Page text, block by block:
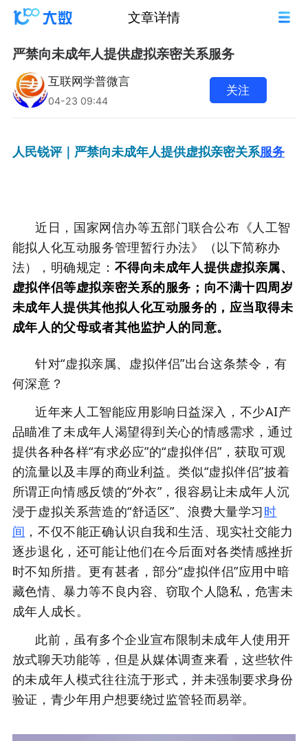
文章详情
严禁向未成年人提供虚拟亲密关系服务
互联网学普微言
04-23 09:44
关注
人民锐评｜严禁向未成年人提供虚拟亲密关系服务
近日，国家网信办等五部门联合公布《人工智
能拟人化互动服务管理暂行办法》（以下简称办
法），明确规定： 不得向未成年人提供虚拟亲属、
虚拟伴侣等虚拟亲密关系的服务；向不满十四周岁
未成年人提供其他拟人化互动服务的，应当取得未
成年人的父母或者其他监护人的同意。
针对“虚拟亲属、虚拟伴侣”出台这条禁令，有
何深意？
近年来人工智能应用影响日益深入，不少AI产
品瞄准了未成年人渴望得到关心的情感需求，通过
提供各种各样“有求必应”的“虚拟伴侣”，获取可观
的流量以及丰厚的商业利益。类似“虚拟伴侣”披着
所谓正向情感反馈的“外衣”，很容易让未成年人沉
浸于虚拟关系营造的“舒适区”、浪费大量学习时
间 ，不仅不能正确认识自我和生活、现实社交能力
逐步退化，还可能让他们在今后面对各类情感挫折
时不知所措。更有甚者，部分“虚拟伴侣”应用中暗
藏色情、暴力等不良内容、窃取个人隐私，危害未
成年人成长。
此前，虽有多个企业宣布限制未成年人使用开
放式聊天功能等，但是从媒体调查来看，这些软件
的未成年人模式往往流于形式，并未强制要求身份
验证，青少年用户想要绕过监管轻而易举。